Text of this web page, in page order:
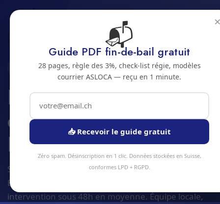
Ingenierie electrique et data centers
Jura bernois Bienne
2500 · JURA BERNOIS
Ingenierie electrique
et data centers a
Bienne
Service ingenierie electrique et data centers à
Bienne et alentours. Devis gratuit sous 24h,
intervention sous 48h en moyenne. Équipe locale,
📬
Guide PDF fin-de-bail gratuit
28 pages, règle des 3%, check-list régie, modèles
courrier ASLOCA — reçu en 1 minute.
📥 Recevoir le guide gratuit
Zéro spam. Désinscription en 1 clic. Données stockées en Suisse,
conformes LPD + RGPD.